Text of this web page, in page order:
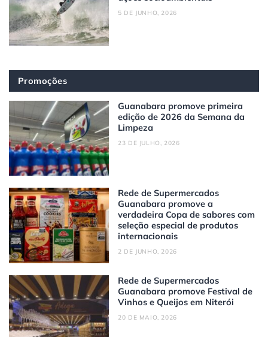
5 DE JUNHO, 2026
Promoções
Guanabara promove primeira
edição de 2026 da Semana da
Limpeza
23 DE JULHO, 2026
Rede de Supermercados
Guanabara promove a
verdadeira Copa de sabores com
seleção especial de produtos
internacionais
2 DE JUNHO, 2026
Rede de Supermercados
Guanabara promove Festival de
Vinhos e Queijos em Niterói
20 DE MAIO, 2026